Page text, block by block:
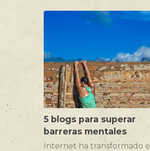
5 blogs para superar
barreras mentales
Internet ha transformado el